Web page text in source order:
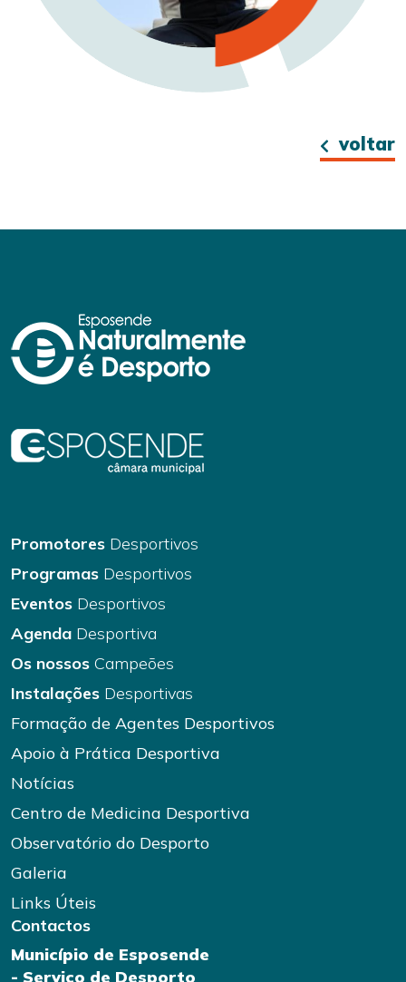
voltar
Promotores Desportivos
Programas Desportivos
Eventos Desportivos
Agenda Desportiva
Os nossos Campeões
Instalações Desportivas
Formação de Agentes Desportivos
Apoio à Prática Desportiva
Notícias
Centro de Medicina Desportiva
Observatório do Desporto
Galeria
Links Úteis
Contactos
Município de Esposende
- Serviço de Desporto